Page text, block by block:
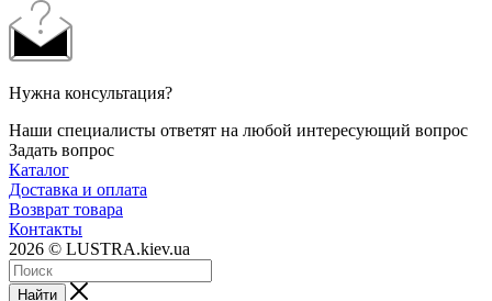
Нужна консультация?
Наши специалисты ответят на любой интересующий вопрос
Задать вопрос
Каталог
Доставка и оплата
Возврат товара
Контакты
2026 © LUSTRA.kiev.ua
Найти